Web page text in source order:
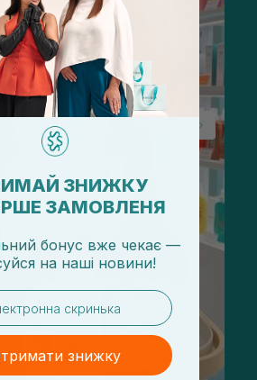
ЗНИЖКУ
ЗАМОВЛЕНЯ
бонус вже чекає —
на наші новини!
знижку